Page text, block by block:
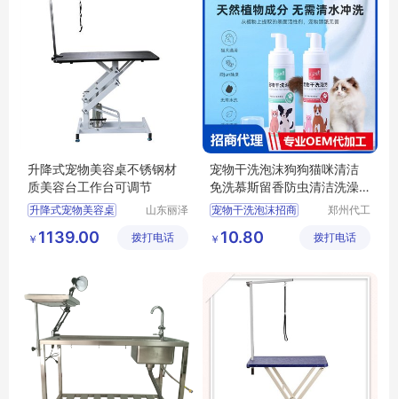
升降式宠物美容桌不锈钢材
质美容台工作台可调节
升降式宠物美容桌
狗狗及用品
山东丽泽
有限公司
￥ 1139.00 拨打电话
宠物干洗泡沫狗狗猫咪清洁
免洗慕斯留香防虫清洁洗澡
用品批发
宠物干洗泡沫招商
狗狗猫咪清洁慕斯代理
宠物洗澡用品批发
郑州代工
技有限公
￥ 10.80 拨打电话